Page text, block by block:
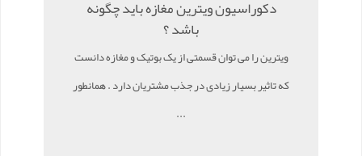
دکوراسیون ویترین مغازه باید چگونه
باشد ؟
ویترین را می توان قسمتی از یک بوتیک و مغازه دانست
که تاثیر بسیار زیادی در جذب مشتریان دارد . همانطور
...